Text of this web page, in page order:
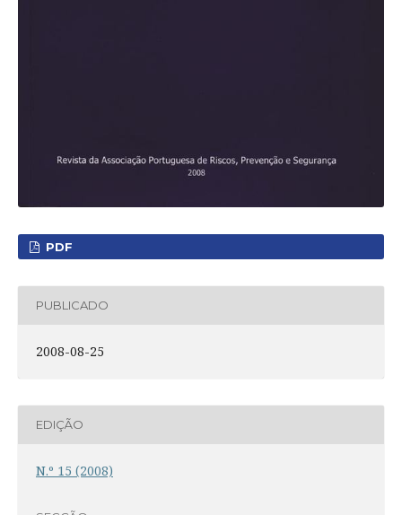
PDF
PUBLICADO
2008-08-25
EDIÇÃO
N.º 15 (2008)